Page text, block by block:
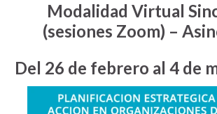
Modalidad Virtual
(sesiones Zoom) –
Del 26 de febrero al 4 de